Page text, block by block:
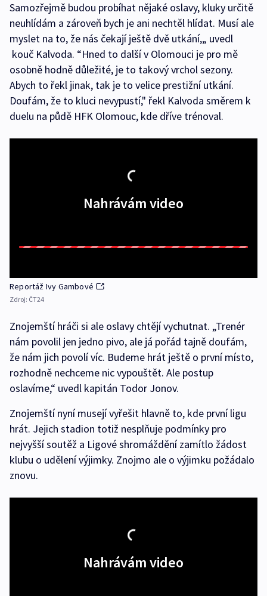
Samozřejmě budou probíhat nějaké oslavy, kluky určitě
neuhlídám a zároveň bych je ani nechtěl hlídat. Musí ale
myslet na to, že nás čekají ještě dvě utkání,„ uvedl
kouč Kalvoda. “Hned to další v Olomouci je pro mě
osobně hodně důležité, je to takový vrchol sezony.
Abych to řekl jinak, tak je to velice prestižní utkání.
Doufám, že to kluci nevypustí," řekl Kalvoda směrem k
duelu na půdě HFK Olomouc, kde dříve trénoval.
Nahrávám video
Reportáž Ivy Gambové
Zdroj: ČT24
Znojemští hráči si ale oslavy chtějí vychutnat. „Trenér
nám povolil jen jedno pivo, ale já pořád tajně doufám,
že nám jich povolí víc. Budeme hrát ještě o první místo,
rozhodně nechceme nic vypouštět. Ale postup
oslavíme,“ uvedl kapitán Todor Jonov.
Znojemští nyní musejí vyřešit hlavně to, kde první ligu
hrát. Jejich stadion totiž nesplňuje podmínky pro
nejvyšší soutěž a Ligové shromáždění zamítlo žádost
klubu o udělení výjimky. Znojmo ale o výjimku požádalo
znovu.
Nahrávám video